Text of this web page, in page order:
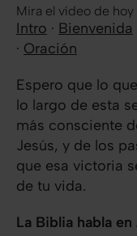
Mira el vídeo de hoy
Intro · Bienvenida
· Oración
Espero que lo
lo largo de esta
más consciente
Jesús, y de los
que esa victoria
de tu vida.
La Biblia habla